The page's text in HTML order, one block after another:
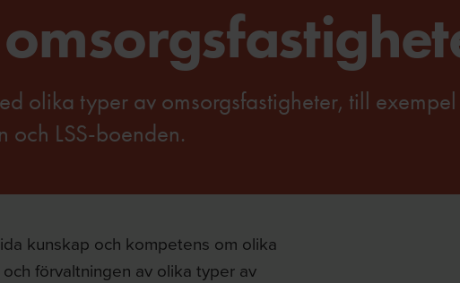
olika typer av omsorgsfastigheter, till exempel
och LSS-boenden.
kunskap och kompetens om olika
förvaltningen av olika typer av